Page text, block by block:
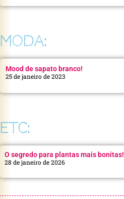
MODA:
Mood de sapato branco!
25 de janeiro de 2023
ETC:
O segredo para plantas mais bonitas!
28 de janeiro de 2026